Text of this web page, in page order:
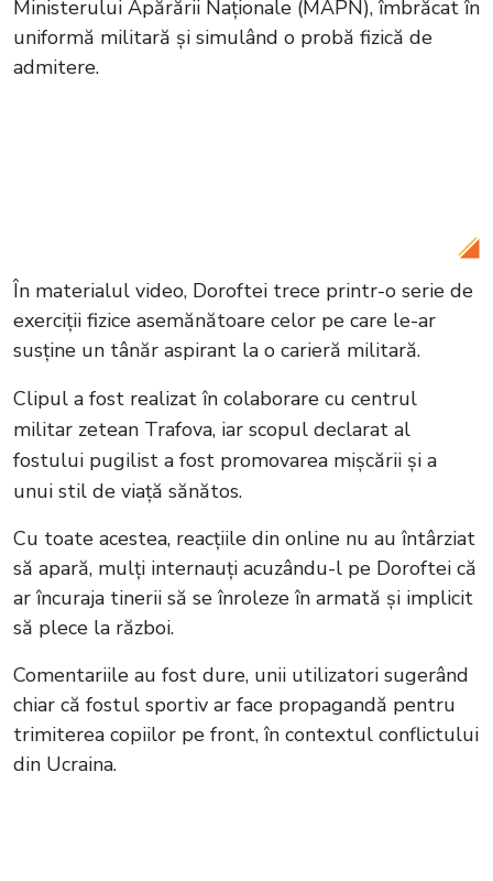
Ministerului Apărării Naționale (MAPN), îmbrăcat în
uniformă militară și simulând o probă fizică de
admitere.
În materialul video, Doroftei trece printr-o serie de
exerciții fizice asemănătoare celor pe care le-ar
susține un tânăr aspirant la o carieră militară.
Clipul a fost realizat în colaborare cu centrul
militar zetean Trafova, iar scopul declarat al
fostului pugilist a fost promovarea mișcării și a
unui stil de viață sănătos.
Cu toate acestea, reacțiile din online nu au întârziat
să apară, mulți internauți acuzându-l pe Doroftei că
ar încuraja tinerii să se înroleze în armată și implicit
să plece la război.
Comentariile au fost dure, unii utilizatori sugerând
chiar că fostul sportiv ar face propagandă pentru
trimiterea copiilor pe front, în contextul conflictului
din Ucraina.